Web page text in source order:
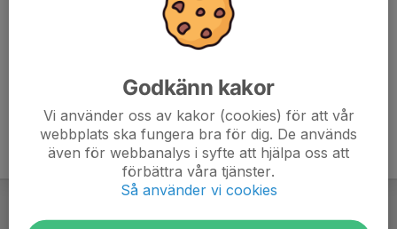
Godkänn kakor
Vi använder oss av kakor (cookies) för att vår
webbplats ska fungera bra för dig. De används
även för webbanalys i syfte att hjälpa oss att
förbättra våra tjänster.
Så använder vi cookies